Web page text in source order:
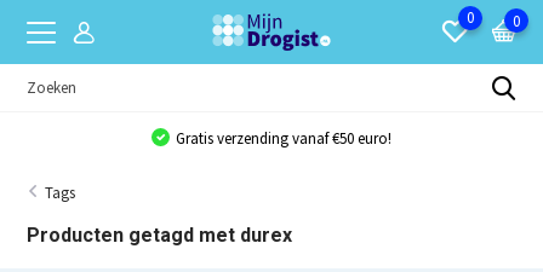
0 0
Gratis verzending vanaf €50 euro!
Tags
Producten getagd met durex